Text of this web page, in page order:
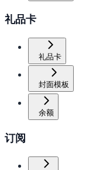
礼品卡
礼品卡
封面模板
余额
订阅